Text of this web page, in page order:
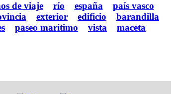
de viaje río españa
país vasco
exterior edificio
barandilla
paseo marítimo vista
maceta